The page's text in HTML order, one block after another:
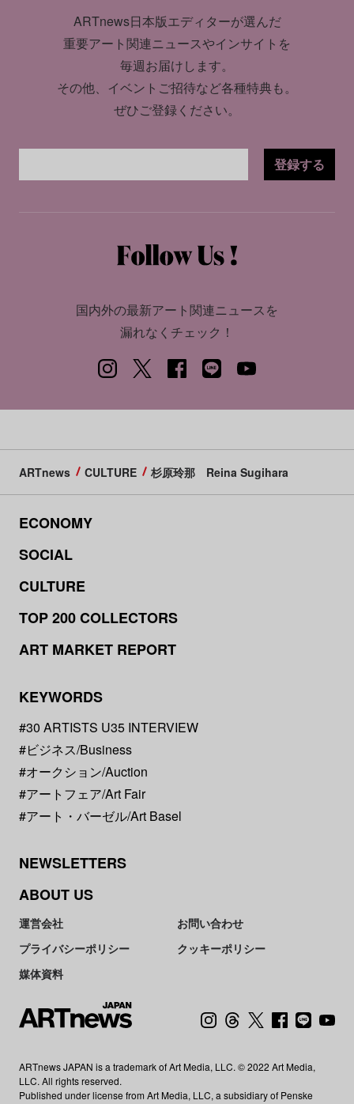
ARTnews日本版エディターが選んだ
重要アート関連ニュースやインサイトを
毎週お届けします。
その他、イベントご招待など各種特典も。
ぜひご登録ください。
登録する
国内外の最新アート関連ニュースを
漏れなくチェック！
ARTnews CULTURE 杉原玲那 Reina Sugihara
ECONOMY
SOCIAL
CULTURE
TOP 200 COLLECTORS
ART MARKET REPORT
KEYWORDS
#30 ARTISTS U35 INTERVIEW
#ビジネス/Business
#オークション/Auction
#アートフェア/Art Fair
#アート・バーゼル/Art Basel
NEWSLETTERS
ABOUT US
運営会社
お問い合わせ
プライバシーポリシー
クッキーポリシー
媒体資料
ARTnews JAPAN is a trademark of Art Media, LLC. © 2022 Art Media,
LLC. All rights reserved.
Published under license from Art Media, LLC, a subsidiary of Penske